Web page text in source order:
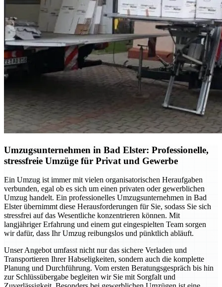
Umzugsunternehmen in Bad Elster: Professionelle,
stressfreie Umzüge für Privat und Gewerbe
Ein Umzug ist immer mit vielen organisatorischen Heraufgaben
verbunden, egal ob es sich um einen privaten oder gewerblichen
Umzug handelt. Ein professionelles Umzugsunternehmen in Bad
Elster übernimmt diese Herausforderungen für Sie, sodass Sie sich
stressfrei auf das Wesentliche konzentrieren können. Mit
langjähriger Erfahrung und einem gut eingespielten Team sorgen
wir dafür, dass Ihr Umzug reibungslos und pünktlich abläuft.
Unser Angebot umfasst nicht nur das sichere Verladen und
Transportieren Ihrer Habseligkeiten, sondern auch die komplette
Planung und Durchführung. Vom ersten Beratungsgespräch bis hin
zur Schlüssübergabe begleiten wir Sie mit Sorgfalt und